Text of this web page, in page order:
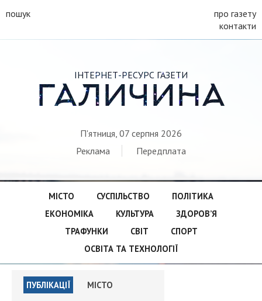
пошук
про газету
контакти
ІНТЕРНЕТ-РЕСУРС ГАЗЕТИ
ГАЛИЧИНА
П'ятниця, 07 серпня 2026
Реклама
Передплата
МІСТО СУСПІЛЬСТВО
ПОЛІТИКА
ЕКОНОМІКА
КУЛЬТУРА
ЗДОРОВ’Я
ТРАФУНКИ
СВІТ
СПОРТ
ОСВІТА ТА ТЕХНОЛОГІЇ
ПУБЛІКАЦІЇ МІСТО